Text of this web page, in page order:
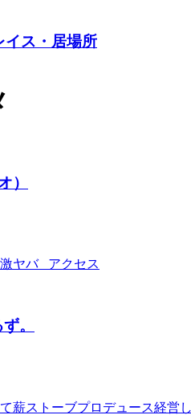
イス・居場所
）
ヤバ アクセス
。
薪ストーブプロデュース経営